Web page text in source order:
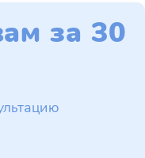
за 30